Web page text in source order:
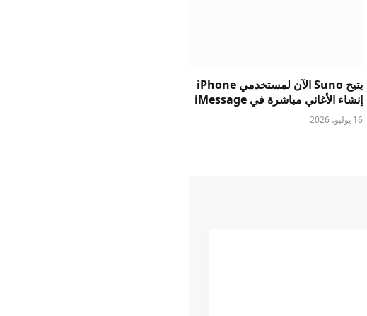
يتيح Suno الآن لمستخدمي iPhone
إنشاء الأغاني مباشرة في iMessage
16 يوليو، 2026